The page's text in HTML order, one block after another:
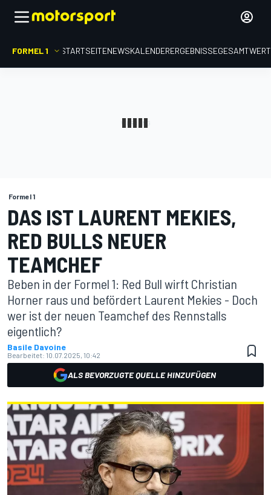
FORMEL 1 STARTSEITENEWSKALENDERERGEBNISSE
Formel 1
DAS IST LAURENT MEKIES,
RED BULLS NEUER
TEAMCHEF
Beben in der Formel 1: Red Bull wirft Christian
Horner raus und befördert Laurent Mekies - Doch
wer ist der neuen Teamchef des Rennstalls
eigentlich?
Basile Davoine
Bearbeitet: 10.07.2025, 10:42
ALS BEVORZUGTE QUELLE HINZUFÜGEN